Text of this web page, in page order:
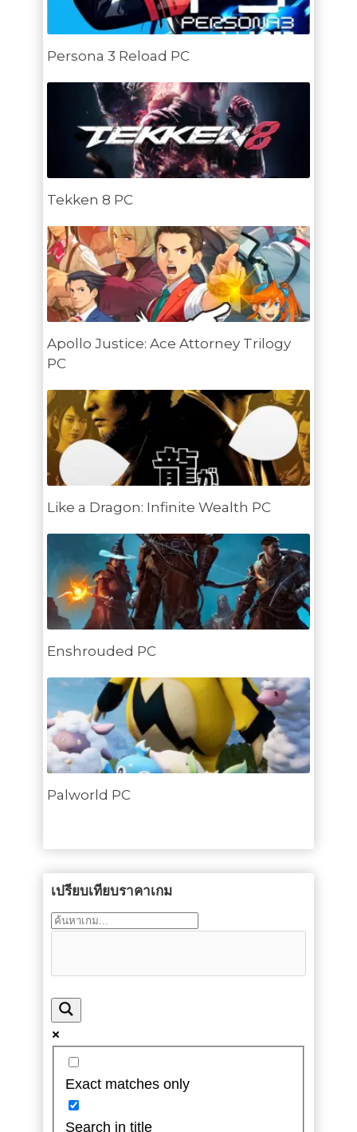
Persona 3 Reload PC
Tekken 8 PC
Apollo Justice: Ace Attorney Trilogy
PC
Like a Dragon: Infinite Wealth PC
Enshrouded PC
Palworld PC
เปรียบเทียบราคาเกม
Exact matches only
Search in title